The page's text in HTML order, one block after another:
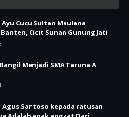
Cucu Sultan Maulana
Cicit Sunan Gunung Jati
Bangil Menjadi SMA Taruna Al
Agus Santoso kepada ratusan